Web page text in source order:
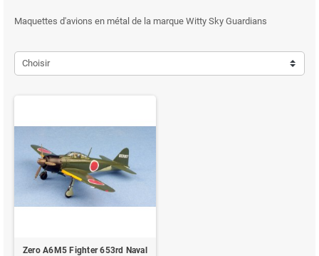
Maquettes d'avions en métal de la marque Witty Sky Guardians
Choisir
Zero A6M5 Fighter 653rd Naval